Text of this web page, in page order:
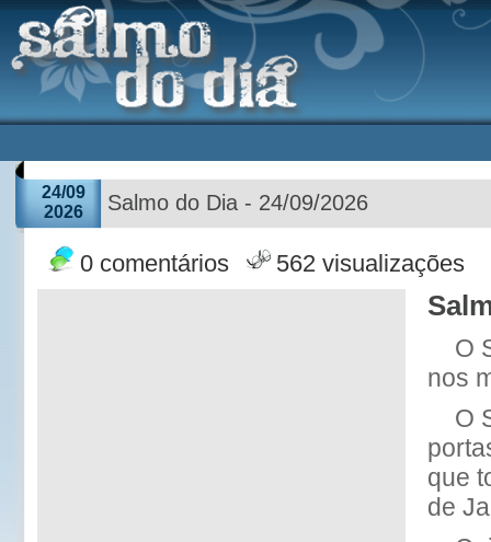
24/09
2026
Salmo do Dia - 24/09/2026
0 comentários 562 visualizações
O
nos
O
que
de